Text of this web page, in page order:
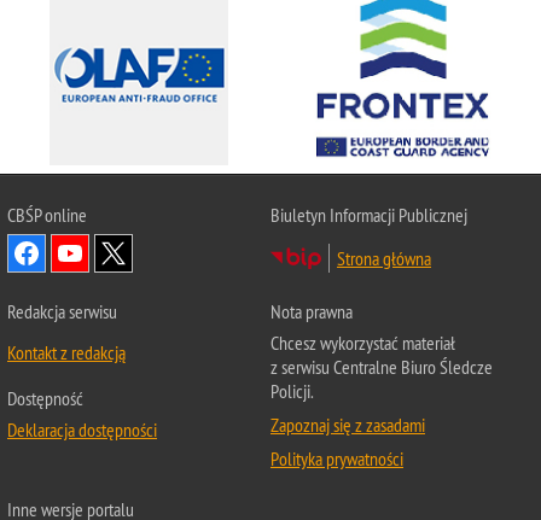
CBŚPonline
Biuletyn Informacji Publicznej
Strona główna
Redakcja serwisu
Kontakt z redakcją
Dostępność
Deklaracja dostępności
Nota prawna
Chcesz wykorzystać materiał
z serwisu Centralne Biuro Śledcze
Policji.
Zapoznaj się z zasadami
Polityka prywatności
Inne wersje portalu